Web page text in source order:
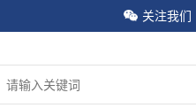
关注我们